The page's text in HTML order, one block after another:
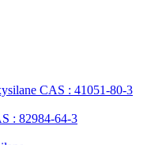
CAS : 41051-80-3
: 82984-64-3